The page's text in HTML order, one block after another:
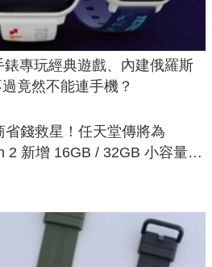
錶專玩經典遊戲、內建俄羅斯
竟然不能連手機？
省錢救星！任天堂傳將為
2 新增 16GB / 32GB 小容量遊